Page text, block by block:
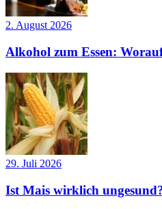
2. August 2026
Alkohol zum Essen:
29. Juli 2026
Ist Mais wirklich